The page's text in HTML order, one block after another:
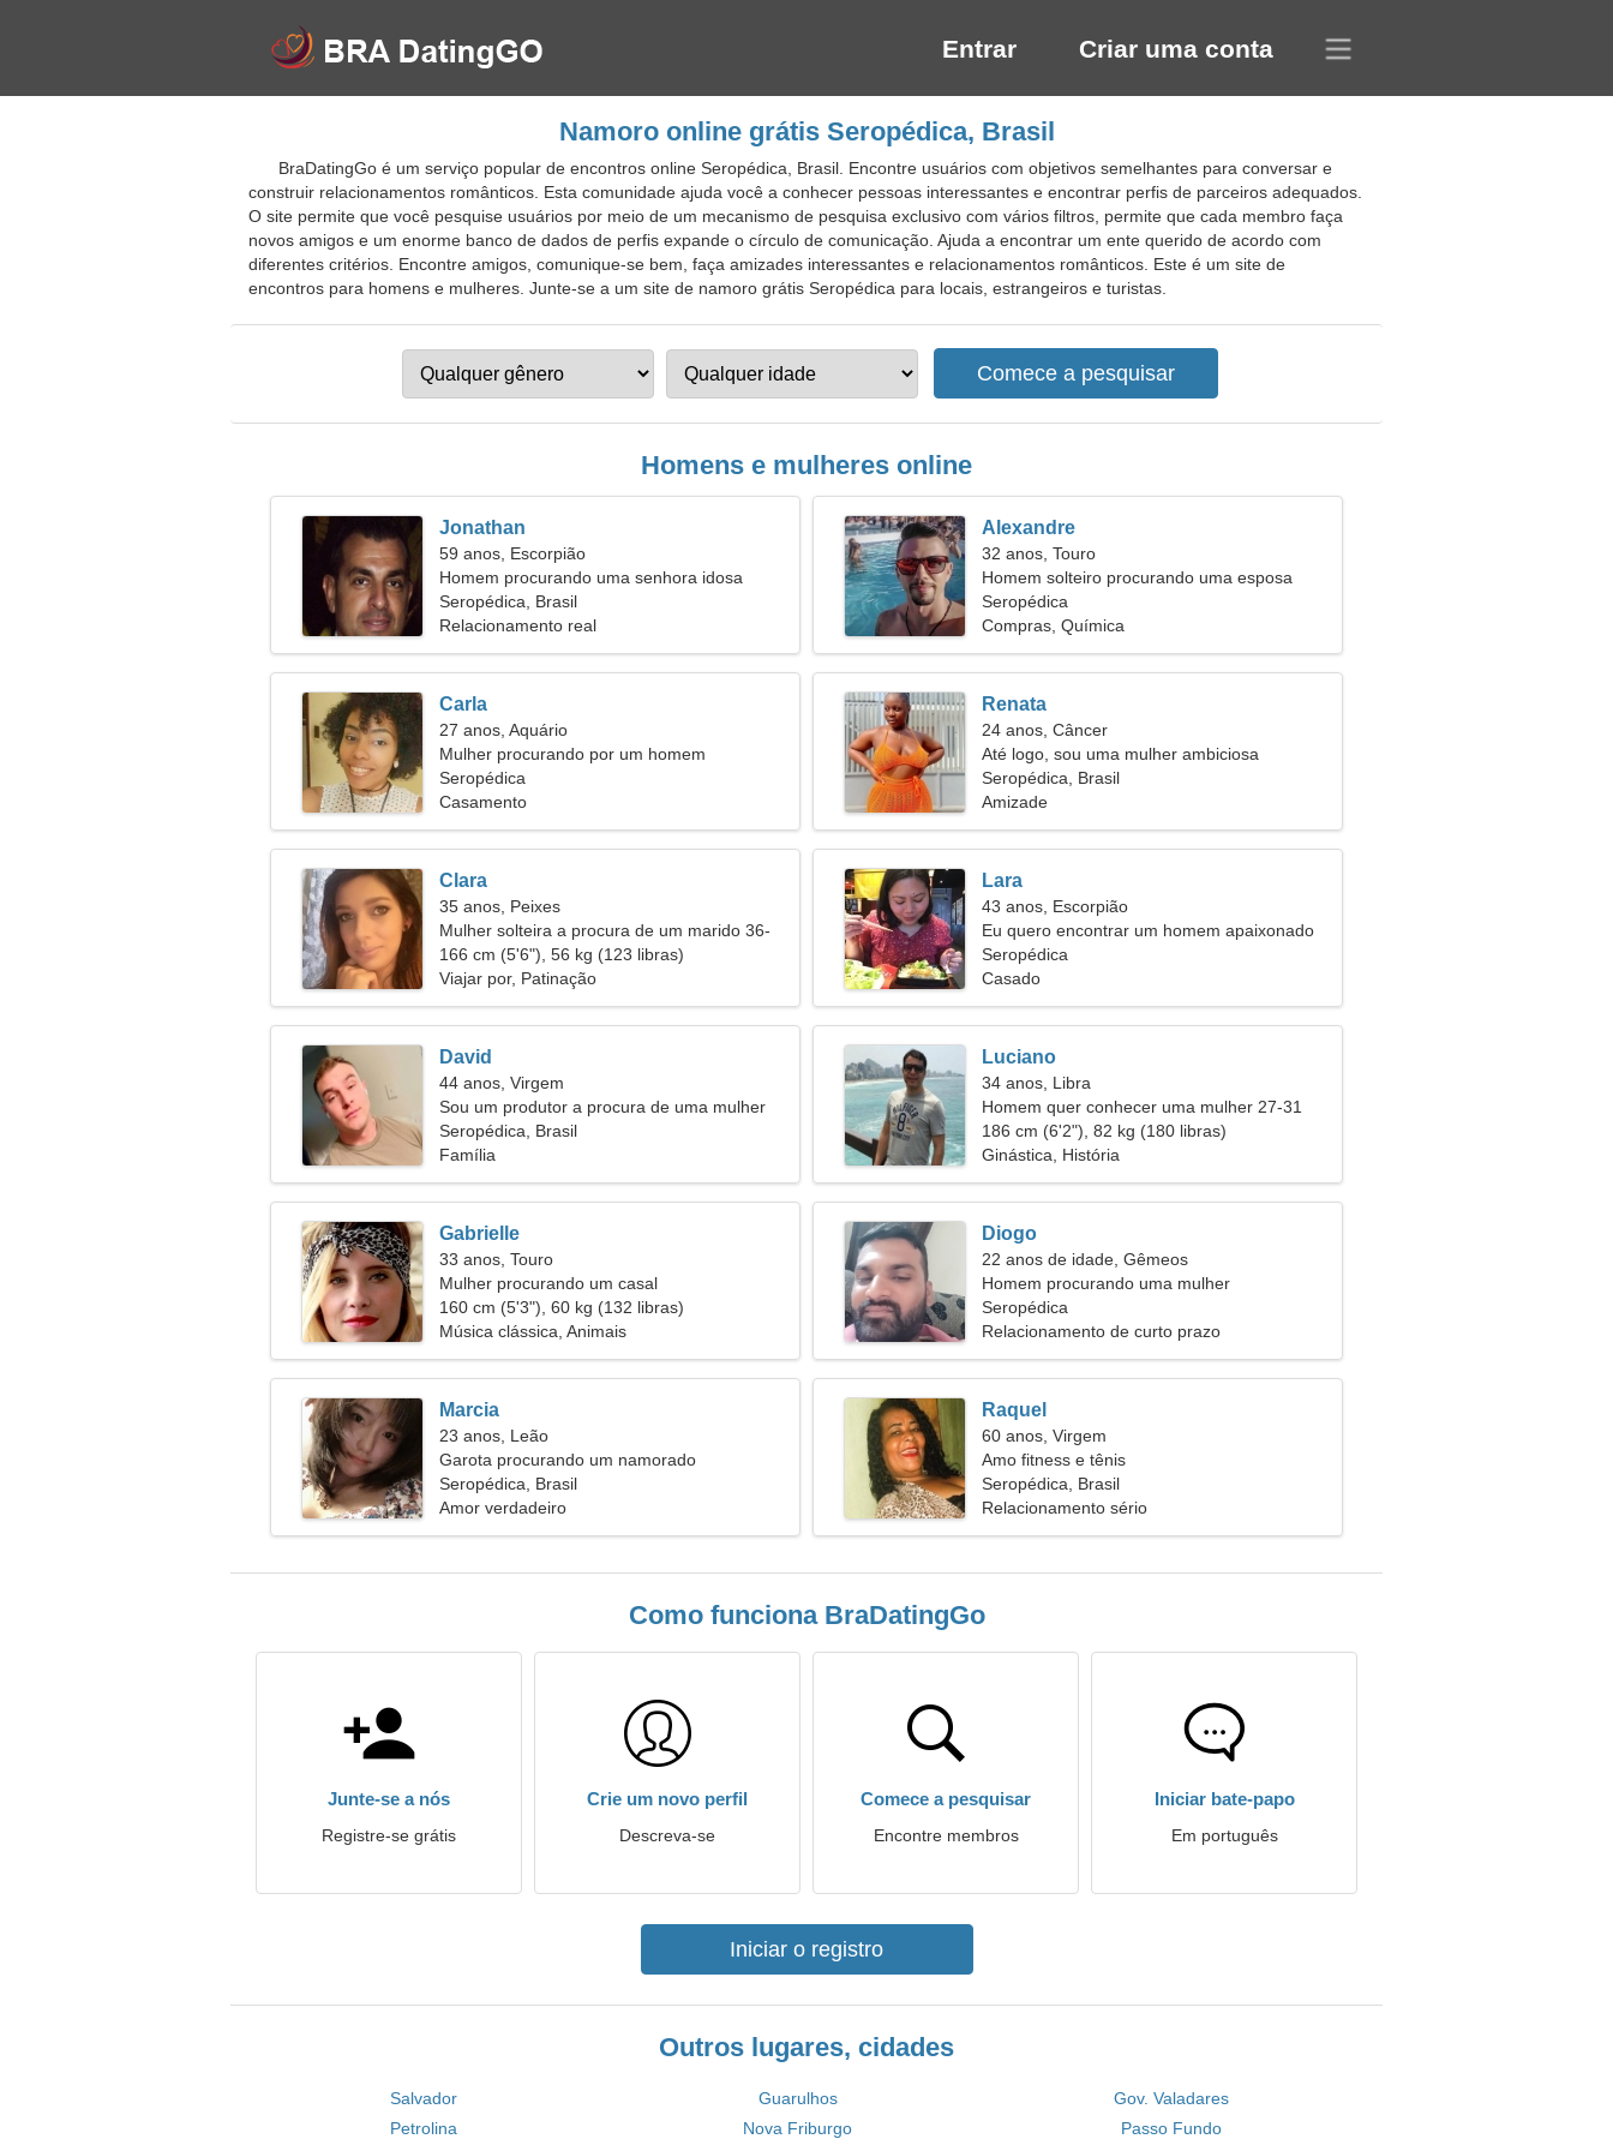
Entrar Criar uma conta
Namoro online grátis Seropédica, Brasil
BraDatingGo é um serviço popular de encontros online Seropédica, Brasil. Encontre usuários com objetivos semelhantes para conversar e
construir relacionamentos românticos. Esta comunidade ajuda você a conhecer pessoas interessantes e encontrar perfis de parceiros adequados.
O site permite que você pesquise usuários por meio de um mecanismo de pesquisa exclusivo com vários filtros, permite que cada membro faça
novos amigos e um enorme banco de dados de perfis expande o círculo de comunicação. Ajuda a encontrar um ente querido de acordo com
diferentes critérios. Encontre amigos, comunique-se bem, faça amizades interessantes e relacionamentos românticos. Este é um site de
encontros para homens e mulheres. Junte-se a um site de namoro grátis Seropédica para locais, estrangeiros e turistas.
Homens e mulheres online
Jonathan
59 anos, Escorpião
Homem procurando uma senhora idosa
Seropédica, Brasil
Relacionamento real
Alexandre
32 anos, Touro
Homem solteiro procurando uma esposa
Seropédica
Compras, Química
Carla
27 anos, Aquário
Mulher procurando por um homem
Seropédica
Casamento
Renata
24 anos, Câncer
Até logo, sou uma mulher ambiciosa
Seropédica, Brasil
Amizade
Clara
35 anos, Peixes
Mulher solteira a procura de um marido 36-
43
166 cm (5'6"), 56 kg (123 libras)
Viajar por, Patinação
Lara
43 anos, Escorpião
Eu quero encontrar um homem apaixonado
Seropédica
Casado
David
44 anos, Virgem
Sou um produtor a procura de uma mulher
fantástica
Seropédica, Brasil
Família
Luciano
34 anos, Libra
Homem quer conhecer uma mulher 27-31
186 cm (6'2"), 82 kg (180 libras)
Ginástica, História
Gabrielle
33 anos, Touro
Mulher procurando um casal
160 cm (5'3"), 60 kg (132 libras)
Música clássica, Animais
Diogo
22 anos de idade, Gêmeos
Homem procurando uma mulher
Seropédica
Relacionamento de curto prazo
Marcia
23 anos, Leão
Garota procurando um namorado
Seropédica, Brasil
Amor verdadeiro
Raquel
60 anos, Virgem
Amo fitness e tênis
Seropédica, Brasil
Relacionamento sério
Como funciona BraDatingGo
Junte-se a nós
Registre-se grátis
Crie um novo perfil
Descreva-se
Comece a pesquisar
Encontre membros
Iniciar bate-papo
Em português
Iniciar o registro
Outros lugares, cidades
Salvador Guarulhos
Gov. Valadares
Petrolina
Nova Friburgo
Passo Fundo